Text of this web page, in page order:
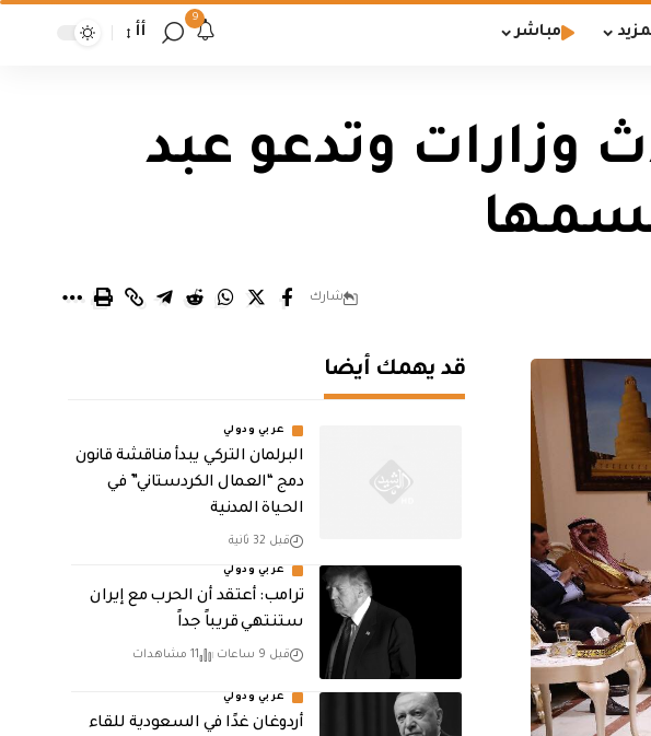
مباشر
9
أأ
وزارات وتدعو عبد
شارك
قد يهمك أيضا
عربي ودولي
البرلمان التركي يبدأ مناقشة قانون
دمج “العمال الكردستاني” في
الحياة المدنية
قبل 32 ثانية
عربي ودولي
‏ترامب: أعتقد أن الحرب مع إيران
ستنتهي قريباً جداً
قبل 9 ساعات 11 مشاهدات
عربي ودولي
أردوغان غدًا في السعودية للقاء